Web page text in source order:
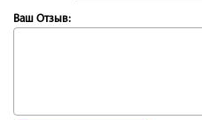
Ваш Отзыв: